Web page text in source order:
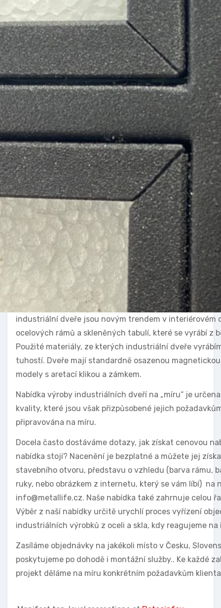
industriální dveře jsou novým trendem v
ocelových rámů a skleněných tabulí, které se vyrábí z
Použité materiály, ze kterých industriální dveře
tuhostí. Dveře mají standardně osazenou
modely s aretací klikou a zámkem.
Nabídka výroby industriálních dveří na „míru“ je
kvality, které jsou však přizpůsobené jejich
připravována na míru.
Docela často dostáváme dotazy, jak získat cenovou
nabídka stojí? Nacenění je bezplatné a můžete jej
stavebního otvoru, představu o vzhledu (barva rámu,
ruky, nebo obrázkem z internetu, který se vám líbí) na
info@metallife.cz. Naše nabídka také zahrnuje celou
Výběr z naší nabídky určitě urychlí proces vyřízení
industriálních výrobků z oceli a skla, kdy reagujeme
Zasíláme objednávky na jakékoli místo v Česku,
poskytujeme po dohodě i montážní služby.. Ke každé
projekt děláme na míru konkrétním požadavkům